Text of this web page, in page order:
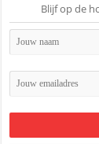
Blijf op de